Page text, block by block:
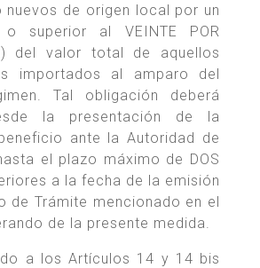
nuevos de origen local por un
superior al VEINTE POR
del valor total de aquellos
importados al amparo del
Tal obligación deberá
la presentación de la
ante la Autoridad de
el plazo máximo de DOS
a la fecha de la emisión
de Trámite mencionado en el
de la presente medida.
a los Artículos 14 y 14 bis